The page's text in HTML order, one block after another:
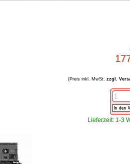
(Preis inkl. MwSt. zzgl.
Lieferzeit: 1-3